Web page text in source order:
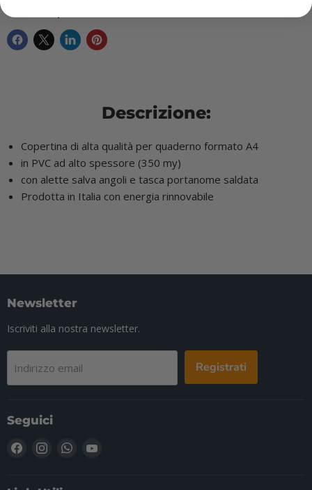
Condividi questo:
Descrizione:
Copertina di alta qualità per quaderno formato A4
in PVC ad alto spessore (350 my)
con alette salva angoli e tasca portanome saldata
Prodotta in Italia con energia rinnovabile
Newsletter
Iscriviti alla nostra newsletter.
Indirizzo email Registrati
Seguici
Trovaci Trovaci Trovaci